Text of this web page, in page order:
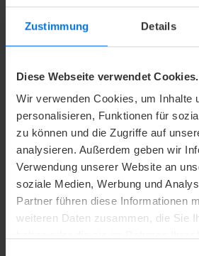
Zustimmung Details
Diese Webseite verwendet Cookies.
Wir verwenden Cookies, um Inhalte
personalisieren, Funktionen für
zu können und die Zugriffe auf
analysieren. Außerdem geben wir
Verwendung unserer Website an
soziale Medien, Werbung und
Partner führen diese Informationen
weiteren Daten zusammen, die Sie
Bad mit Dusche
Chaiselongue
Angenehme und flexible
24-Stunden-Zimmerservice
Kissenmenü